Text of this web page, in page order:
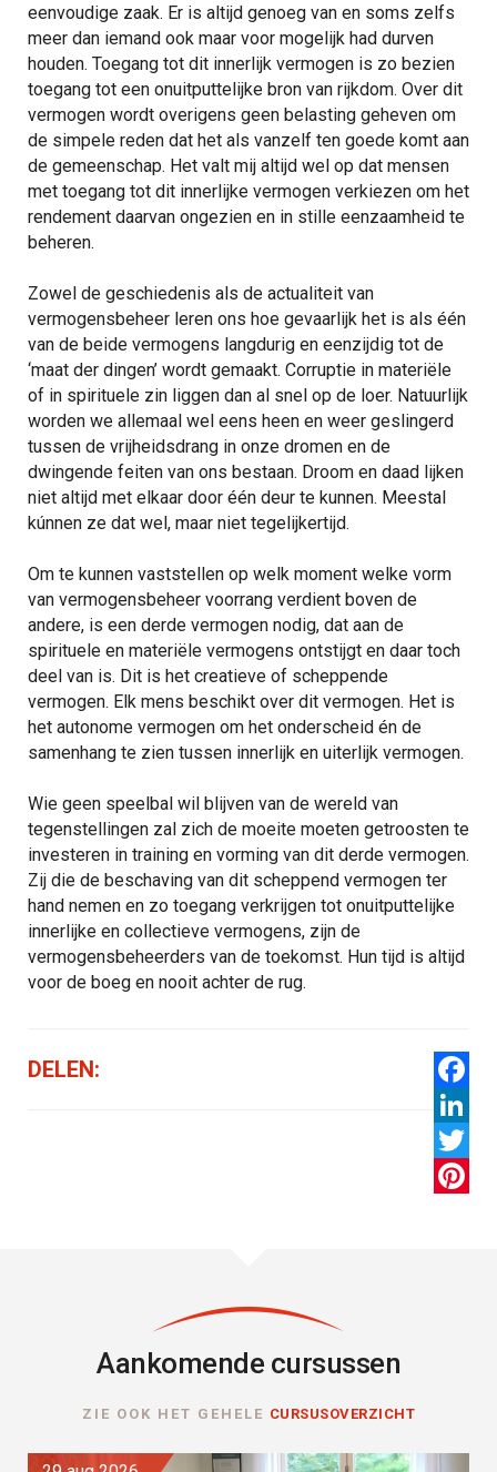
eenvoudige zaak. Er is altijd genoeg van en soms zelfs
meer dan iemand ook maar voor mogelijk had durven
houden. Toegang tot dit innerlijk vermogen is zo bezien
toegang tot een onuitputtelijke bron van rijkdom. Over dit
vermogen wordt overigens geen belasting geheven om
de simpele reden dat het als vanzelf ten goede komt aan
de gemeenschap. Het valt mij altijd wel op dat mensen
met toegang tot dit innerlijke vermogen verkiezen om het
rendement daarvan ongezien en in stille eenzaamheid te
beheren.
Zowel de geschiedenis als de actualiteit van
vermogensbeheer leren ons hoe gevaarlijk het is als één
van de beide vermogens langdurig en eenzijdig tot de
‘maat der dingen’ wordt gemaakt. Corruptie in materiële
of in spirituele zin liggen dan al snel op de loer. Natuurlijk
worden we allemaal wel eens heen en weer geslingerd
tussen de vrijheidsdrang in onze dromen en de
dwingende feiten van ons bestaan. Droom en daad lijken
niet altijd met elkaar door één deur te kunnen. Meestal
kúnnen ze dat wel, maar niet tegelijkertijd.
Om te kunnen vaststellen op welk moment welke vorm
van vermogensbeheer voorrang verdient boven de
andere, is een derde vermogen nodig, dat aan de
spirituele en materiële vermogens ontstijgt en daar toch
deel van is. Dit is het creatieve of scheppende
vermogen. Elk mens beschikt over dit vermogen. Het is
het autonome vermogen om het onderscheid én de
samenhang te zien tussen innerlijk en uiterlijk vermogen.
Wie geen speelbal wil blijven van de wereld van
tegenstellingen zal zich de moeite moeten getroosten te
investeren in training en vorming van dit derde vermogen.
Zij die de beschaving van dit scheppend vermogen ter
hand nemen en zo toegang verkrijgen tot onuitputtelijke
innerlijke en collectieve vermogens, zijn de
vermogensbeheerders van de toekomst. Hun tijd is altijd
voor de boeg en nooit achter de rug.
DELEN:
Twitter
Aankomende cursussen
ZIE OOK HET GEHELE CURSUSOVERZICHT